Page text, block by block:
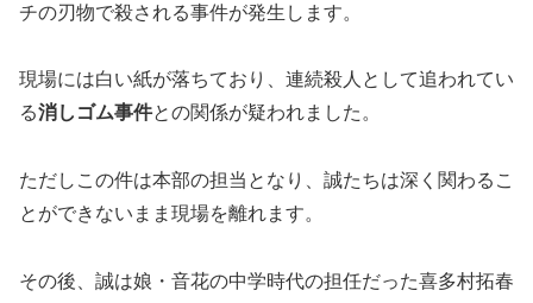
チの刃物で殺される事件が発生します。
現場には白い紙が落ちており、連続殺人として追われてい
る消しゴム事件との関係が疑われました。
ただしこの件は本部の担当となり、誠たちは深く関わるこ
とができないまま現場を離れます。
その後、誠は娘・音花の中学時代の担任だった喜多村拓春